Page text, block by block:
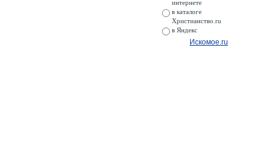
интернете
в каталоге
Христианство.ru
в Яндекс
Искомое.ru